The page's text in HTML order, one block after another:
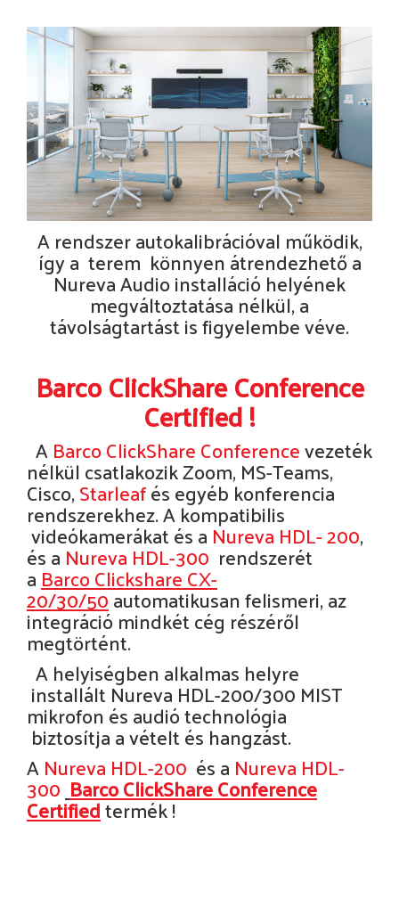
A rendszer autokalibrációval működik,
így a terem könnyen átrendezhető a
Nureva Audio installáció helyének
megváltoztatása nélkül, a
távolságtartást is figyelembe véve.
Barco ClickShare Conference
Certified !
ABarco ClickShare Conferencevezeték
nélkül csatlakozik Zoom, MS-Teams,
Cisco,Starleafés egyéb konferencia
rendszerekhez. A kompatibilis
videókamerákat és a Nureva HDL- 200,
és a Nureva HDL-300 rendszerét
aBarco Clickshare CX-
20/30/50automatikusan felismeri, az
integráció mindkét cég részéről
megtörtént.
A helyiségben alkalmas helyre
installált Nureva HDL-200/300 MIST
mikrofon és audió technológia
biztosítja a vételt és hangzást.
ANureva HDL-200 és a Nureva HDL-
300 Barco ClickShare Conference
Certifiedtermék !